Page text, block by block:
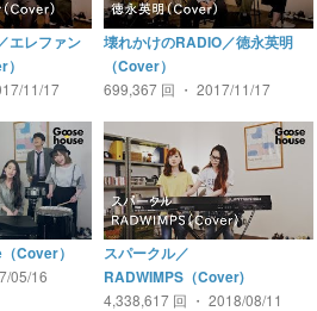
エレファン
11/17
壊れかけのRADIO／徳永英明
（Cover）
699,367 回 ・ 2017/11/17
Cover）
05/16
スパークル／
RADWIMPS（Cover)
4,338,617 回 ・ 2018/08/11